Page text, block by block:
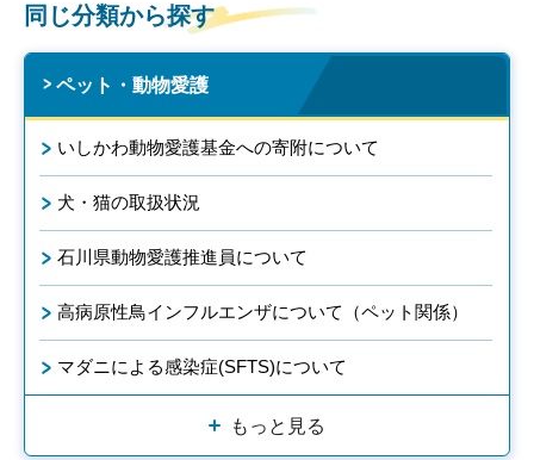
同じ分類から探す
ペット・動物愛護
いしかわ動物愛護基金への寄附について
犬・猫の取扱状況
石川県動物愛護推進員について
高病原性鳥インフルエンザについて（ペット関係）
マダニによる感染症(SFTS)について
もっと見る